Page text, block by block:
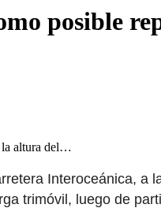
posible
la altura del…
Interoceánica, a
trimóvil, luego de